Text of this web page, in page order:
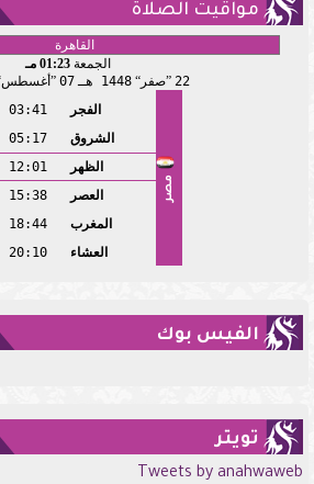
مواقيت الصلاة
الجمعة 01:23 مـ
22 صفر 1448 هـ 07 أغسطس
مصر
الفجر
03:41
الشروق
05:17
الظهر
12:01
العصر
15:38
المغرب
18:44
العشاء
20:10
الفيس بوك
تويتر
Tweets by anahwaweb